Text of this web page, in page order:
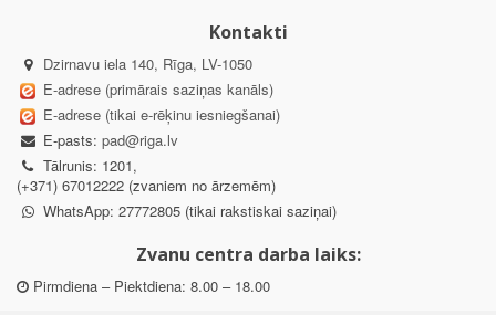
Kontakti
Dzirnavu iela 140, Rīga, LV-1050
E-adrese (primārais saziņas kanāls)
E-adrese (tikai e-rēķinu iesniegšanai)
E-pasts: pad@riga.lv
Tālrunis: 1201,
(+371) 67012222 (zvaniem no ārzemēm)
WhatsApp: 27772805 (tikai rakstiskai saziņai)
Zvanu centra darba laiks:
Pirmdiena – Piektdiena: 8.00 – 18.00